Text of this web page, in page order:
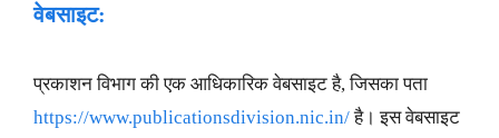
वेबसाइट:
प्रकाशन विभाग की एक आधिकारिक वेबसाइट है, जिसका पता
https://www.publicationsdivision.nic.in/है। इस वेबसाइट